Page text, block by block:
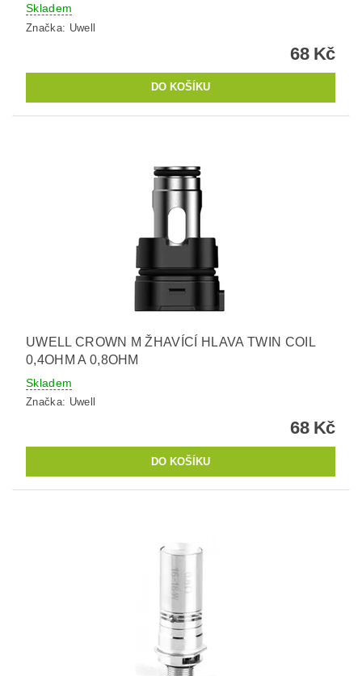
Skladem
Značka: Uwell
68 Kč
UWELL CROWN M ŽHAVÍCÍ HLAVA TWIN COIL
0,4OHM A 0,8OHM
Skladem
Značka: Uwell
68 Kč